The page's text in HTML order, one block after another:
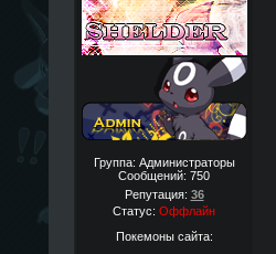
Группа: Администраторы
Сообщений: 750
Репутация: 36
Статус: Оффлайн
Покемоны сайта: